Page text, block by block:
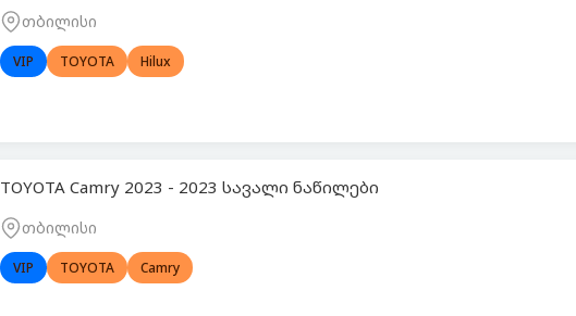
თბილისი
VIP TOYOTA Hilux
TOYOTA Camry 2023 - 2023 სავალი ნაწილები
თბილისი
VIP TOYOTA Camry